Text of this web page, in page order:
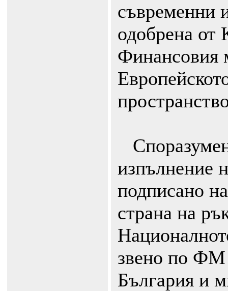
съвременни
одобрена от
Финансовия
изпълнение
подписано
страна на
звено по
България и